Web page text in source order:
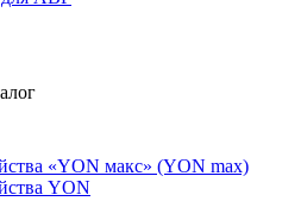
«YON макс» (YON max)
YON